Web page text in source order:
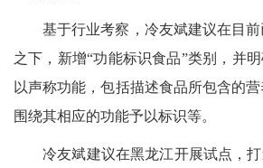
基于行业考察，冷友斌建议在目
之下，新增“功能标识食品”类别，并
以声称功能，包括描述食品所包含的
围绕其相应的功能予以标识等。
冷友斌建议在黑龙江开展试点，